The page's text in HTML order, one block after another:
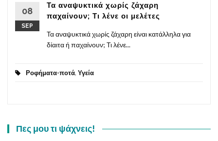
08
SEP
Τα αναψυκτικά χωρίς ζάχαρη
παχαίνουν; Τι λένε οι μελέτες
Τα αναψυκτικά χωρίς ζάχαρη είναι κατάλληλα για
δίαιτα ή παχαίνουν; Τι λένε...
Ροφήματα-ποτά, Υγεία
Πες μου τι ψάχνεις!